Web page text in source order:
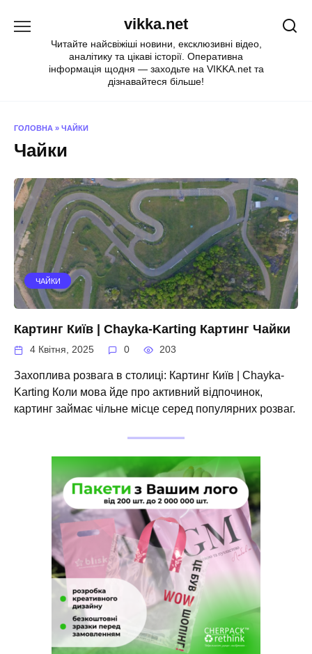
vikka.net
Читайте найсвіжіші новини, ексклюзивні відео,
аналітику та цікаві історії. Оперативна
інформація щодня — заходьте на VIKKA.net та
дізнавайтеся більше!
ГОЛОВНА » ЧАЙКИ
Чайки
ЧАЙКИ
Картинг Київ | Chayka-Karting Картинг Чайки
4 Квітня, 2025 0 203
Захоплива розвага в столиці: Картинг Київ | Chayka-
Karting Коли мова йде про активний відпочинок,
картинг займає чільне місце серед популярних розваг.